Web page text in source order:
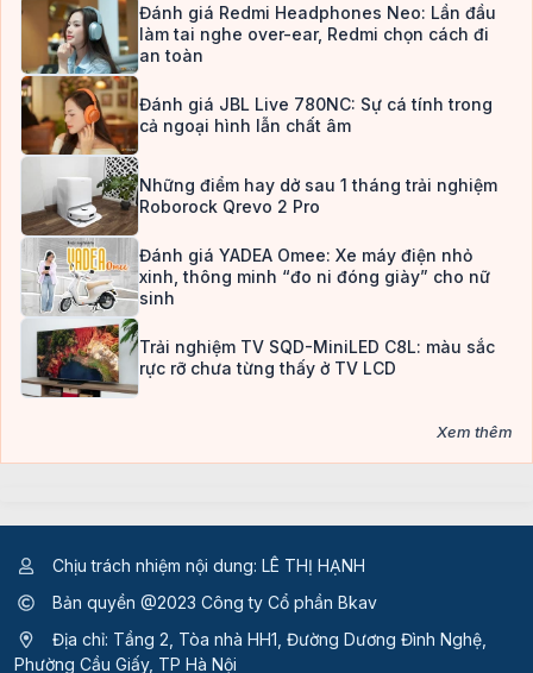
Đánh giá Redmi Headphones Neo: Lần đầu
làm tai nghe over-ear, Redmi chọn cách đi
an toàn
Đánh giá JBL Live 780NC: Sự cá tính trong
cả ngoại hình lẫn chất âm
Những điểm hay dở sau 1 tháng trải nghiệm
Roborock Qrevo 2 Pro
Đánh giá YADEA Omee: Xe máy điện nhỏ
xinh, thông minh “đo ni đóng giày” cho nữ
sinh
Trải nghiệm TV SQD-MiniLED C8L: màu sắc
rực rỡ chưa từng thấy ở TV LCD
Xem thêm
Chịu trách nhiệm nội dung: LÊ THỊ HẠNH
Bản quyền @2023 Công ty Cổ phần Bkav
Địa chỉ: Tầng 2, Tòa nhà HH1, Đường Dương Đình Nghệ,
Phường Cầu Giấy, TP Hà Nội